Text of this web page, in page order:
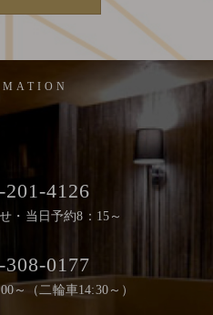
201-4126
・当日予約8：15～
308-0177
～（二輪車14:30～）